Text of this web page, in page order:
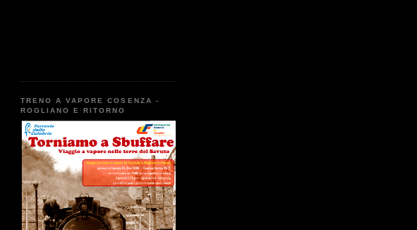
TRENO A VAPORE COSENZA -
ROGLIANO E RITORNO